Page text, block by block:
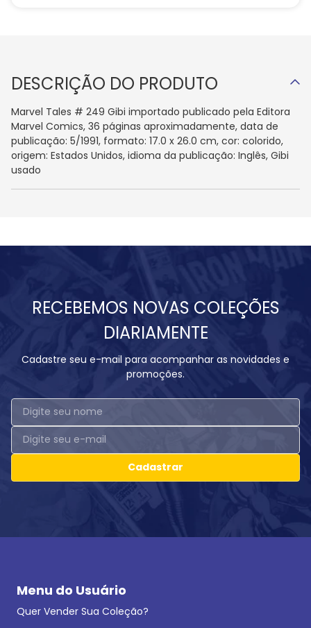
DESCRIÇÃO DO PRODUTO
Marvel Tales # 249 Gibi importado publicado pela Editora
Marvel Comics, 36 páginas aproximadamente, data de
publicação: 5/1991, formato: 17.0 x 26.0 cm, cor: colorido,
origem: Estados Unidos, idioma da publicação: Inglês, Gibi
usado
RECEBEMOS NOVAS COLEÇÕES
DIARIAMENTE
Cadastre seu e-mail para acompanhar as novidades e
promoções.
Cadastrar
Menu do Usuário
Quer Vender Sua Coleção?